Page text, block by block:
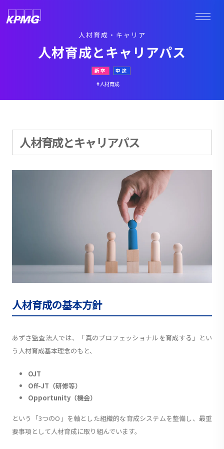
人材育成・キャリア
人材育成とキャリアパス
新卒 中途
#人材育成
人材育成とキャリアパス
人材育成の基本方針
あずさ監査法人では、「真のプロフェッショナルを育成する」とい
う人材育成基本理念のもと、
OJT
Off-JT（研修等）
Opportunity（機会）
という「3つのO」を軸とした組織的な育成システムを整備し、最重
要事項として人材育成に取り組んでいます。